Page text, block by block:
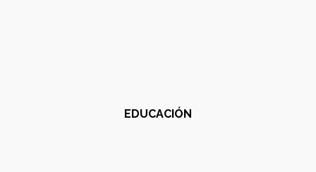
EDUCACIÓN